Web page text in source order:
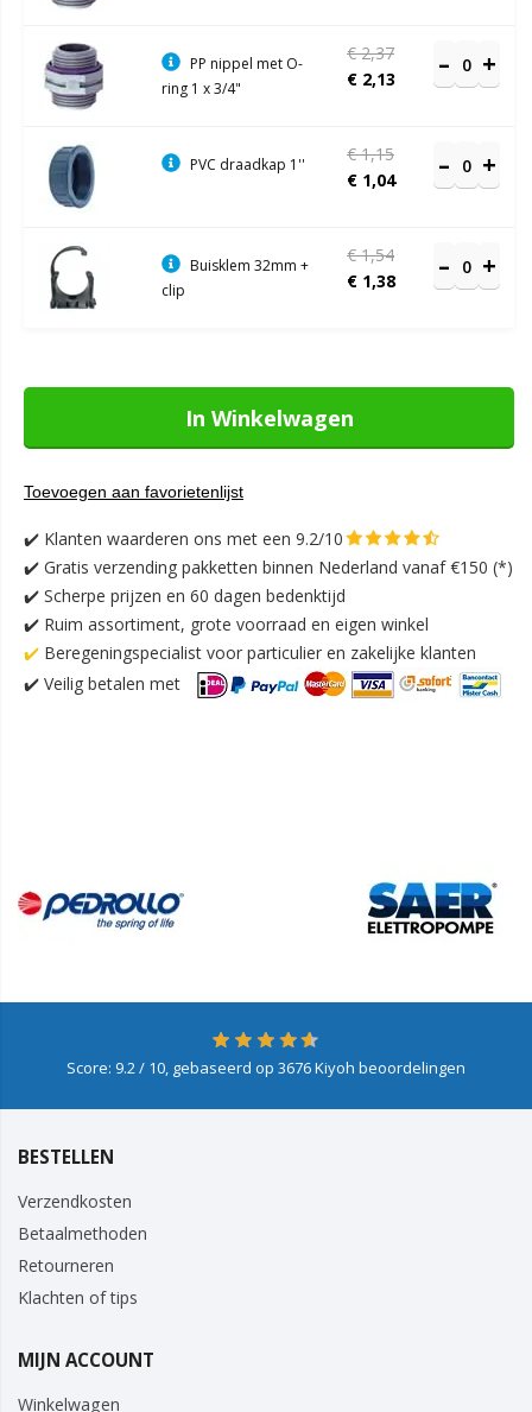
PP nippel met O-
ring 1 x 3/4"
€ 2,13
€ 2,37
PVC draadkap 1''
€ 1,04
€ 1,15
Buisklem 32mm +
clip
€ 1,38
€ 1,54
In Winkelwagen
Toevoegen aan favorietenlijst
✔️ Klanten waarderen ons met een 9.2/10
✔️ Gratis verzending pakketten binnen Nederland vanaf €150 (*)
✔️ Scherpe prijzen en 60 dagen bedenktijd
✔️ Ruim assortiment, grote voorraad en eigen winkel
✔️ Beregeningspecialist voor particulier en zakelijke klanten
✔️ Veilig betalen met
Score: 9.2/ 10, gebaseerd op 3676Kiyoh beoordelingen
BESTELLEN
Verzendkosten
Betaalmethoden
Retourneren
Klachten of tips
MIJN ACCOUNT
Winkelwagen